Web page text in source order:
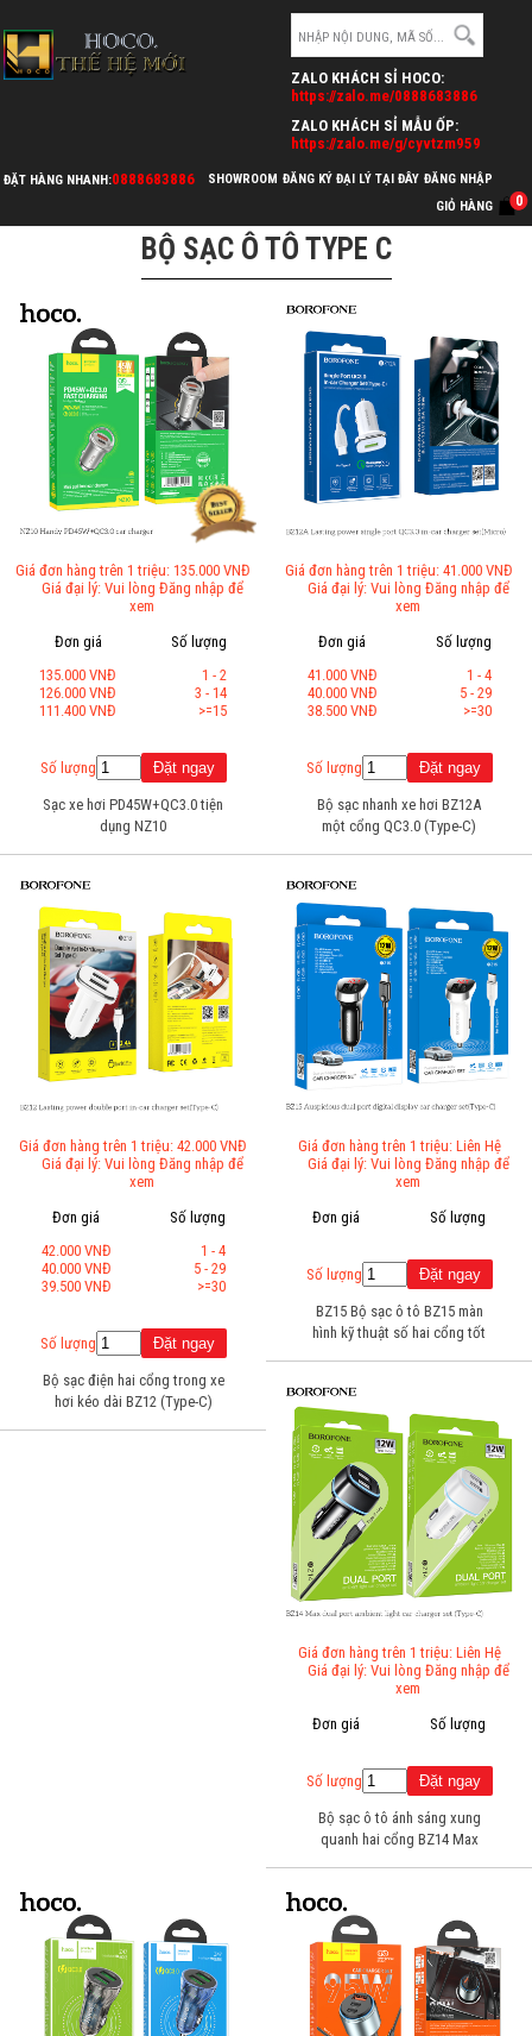
ZALO KHÁCH SỈ HOCO:
https://zalo.me/0888683886
ZALO KHÁCH SỈ MẪU ỐP:
https://zalo.me/g/cyvtzm959
ĐẶT HÀNG NHANH:0888683886 SHOWROOM ĐĂNG KÝ ĐẠI LÝ TẠI ĐÂY ĐĂNG NHẬP
GIỎ HÀNG
0
BỘ SẠC Ô TÔ TYPE C
Giá đơn hàng trên 1 triệu: 135.000 VNĐ
Giá đại lý: Vui lòng Đăng nhập để
xem
Đơn giá
135.000 VNĐ
126.000 VNĐ
111.400 VNĐ
Số lượng
1 - 2
3 - 14
>=15
Số lượng
Sạc xe hơi PD45W+QC3.0 tiện
dụng NZ10
Giá đơn hàng trên 1 triệu: 41.000 VNĐ
Giá đại lý: Vui lòng Đăng nhập để
xem
Đơn giá
41.000 VNĐ
40.000 VNĐ
38.500 VNĐ
Số lượng
1 - 4
5 - 29
>=30
Số lượng
Bộ sạc nhanh xe hơi BZ12A
một cổng QC3.0 (Type-C)
Giá đơn hàng trên 1 triệu: 42.000 VNĐ
Giá đại lý: Vui lòng Đăng nhập để
xem
Đơn giá
42.000 VNĐ
40.000 VNĐ
39.500 VNĐ
Số lượng
1 - 4
5 - 29
>=30
Số lượng
Bộ sạc điện hai cổng trong xe
hơi kéo dài BZ12 (Type-C)
Giá đơn hàng trên 1 triệu: Liên Hệ
Giá đại lý: Vui lòng Đăng nhập để
xem
Đơn giá
Số lượng
Số lượng
BZ15 Bộ sạc ô tô BZ15 màn
hình kỹ thuật số hai cổng tốt
Giá đơn hàng trên 1 triệu: Liên Hệ
Giá đại lý: Vui lòng Đăng nhập để
xem
Đơn giá
Số lượng
Số lượng
Bộ sạc ô tô ánh sáng xung
quanh hai cổng BZ14 Max